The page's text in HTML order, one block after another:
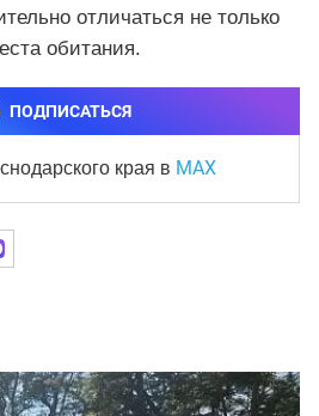
отличаться не только
обитания.
ПОДПИСАТЬСЯ
края в MAX